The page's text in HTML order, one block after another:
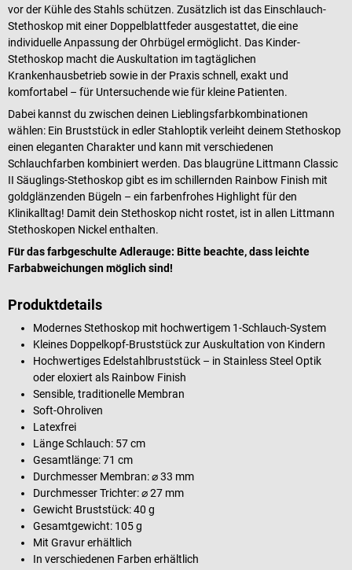
vor der Kühle des Stahls schützen. Zusätzlich ist das Einschlauch-
Stethoskop mit einer Doppelblattfeder ausgestattet, die eine
individuelle Anpassung der Ohrbügel ermöglicht. Das Kinder-
Stethoskop macht die Auskultation im tagtäglichen
Krankenhausbetrieb sowie in der Praxis schnell, exakt und
komfortabel – für Untersuchende wie für kleine Patienten.
Dabei kannst du zwischen deinen Lieblingsfarbkombinationen
wählen: Ein Bruststück in edler Stahloptik verleiht deinem Stethoskop
einen eleganten Charakter und kann mit verschiedenen
Schlauchfarben kombiniert werden. Das blaugrüne Littmann Classic
II Säuglings-Stethoskop gibt es im schillernden Rainbow Finish mit
goldglänzenden Bügeln – ein farbenfrohes Highlight für den
Klinikalltag! Damit dein Stethoskop nicht rostet, ist in allen Littmann
Stethoskopen Nickel enthalten.
Für das farbgeschulte Adlerauge: Bitte beachte, dass leichte
Farbabweichungen möglich sind!
Produktdetails
Modernes Stethoskop mit hochwertigem 1-Schlauch-System
Kleines Doppelkopf-Bruststück zur Auskultation von Kindern
Hochwertiges Edelstahlbruststück – in Stainless Steel Optik
oder eloxiert als Rainbow Finish
Sensible, traditionelle Membran
Soft-Ohroliven
Latexfrei
Länge Schlauch: 57 cm
Gesamtlänge: 71 cm
Durchmesser Membran: ⌀ 33 mm
Durchmesser Trichter: ⌀ 27 mm
Gewicht Bruststück: 40 g
Gesamtgewicht: 105 g
Mit Gravur erhältlich
In verschiedenen Farben erhältlich